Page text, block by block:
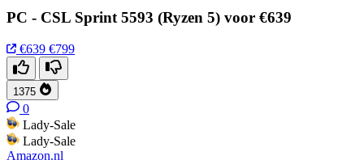
PC - CSL Sprint 5593 (Ryzen 5) voor €639
€639 €799
1375
0
Lady-Sale
Lady-Sale
Amazon.nl